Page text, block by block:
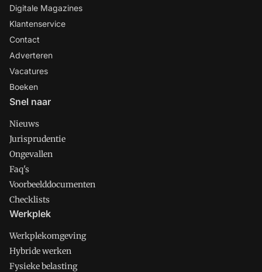
Digitale Magazines
Klantenservice
Contact
Adverteren
Vacatures
Boeken
Snel naar
Nieuws
Jurisprudentie
Ongevallen
Faq's
Voorbeelddocumenten
Checklists
Werkplek
Werkplekomgeving
Hybride werken
Fysieke belasting